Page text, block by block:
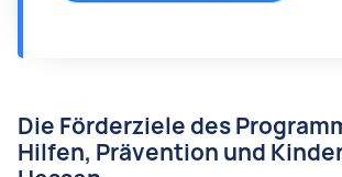
Die Förderziele des
Hilfen, Prävention und